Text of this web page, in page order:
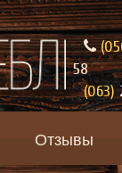
58
(063)
Отзывы